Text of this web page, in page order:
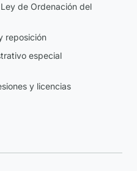
de Ordenación del
reposición
especial
y licencias